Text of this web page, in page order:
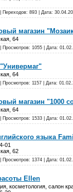
| Переходов: 893 | Дата:
магазин
64
| Просмотров: 1055 | Дата:
64
| Просмотров: 1157 | Дата:
магазин "1000
64
| Просмотров: 1533 | Дата:
языка
01
62
| Просмотров: 1374 | Дата:
Ellen
косметология, салон